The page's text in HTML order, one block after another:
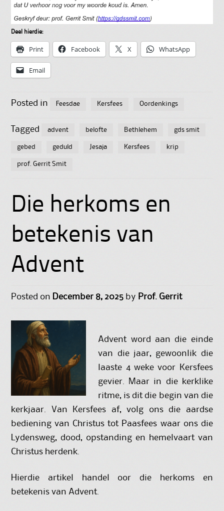
Deel hierdie:
Print Facebook X WhatsApp
Email
Posted in Feesdae Kersfees Oordenkings
Tagged advent belofte Bethlehem gds smit
gebed geduld Jesaja Kersfees krip
prof. Gerrit Smit
Die herkoms en
betekenis van
Advent
Posted on December 8, 2025 by Prof. Gerrit
Advent word aan die einde
van die jaar, gewoonlik die
laaste 4 weke voor Kersfees
gevier. Maar in die kerklike
ritme, is dit die begin van die
kerkjaar. Van Kersfees af, volg ons die aardse
bediening van Christus tot Paasfees waar ons die
Lydensweg, dood, opstanding en hemelvaart van
Christus herdenk.
Hierdie artikel handel oor die herkoms en
betekenis van Advent.